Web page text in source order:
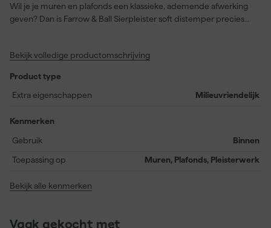
Wil je je muren en plafonds een klassieke, ademende afwerking
geven? Dan is Farrow & Ball Sierpleister soft distemper precies
dekkende kleurdekking en een rustgevende, frisse witte tint
deze verf prachtig in elke binnenruimte. Stofdroog na slechts 2
uur en overschilderbaar na 2 uur, bespaar je tijd zonder in te
per liter krijg je bovendien veel waar voor je geld. Let op: deze
afwasbaar of afneembaar. Ideaal voor gebruik binnenshuis, met
een extra matte glans voor een subtiele, verfijnde uitstraling.
Bekijk volledige productomschrijving
Product type
Extra eigenschappen
Milieuvriendelijk
Kenmerken
Gebruik
Binnen
Toepassing op Muren, Plafonds, Pleisterwerk
Bekijk alle kenmerken
Vaak gekocht met